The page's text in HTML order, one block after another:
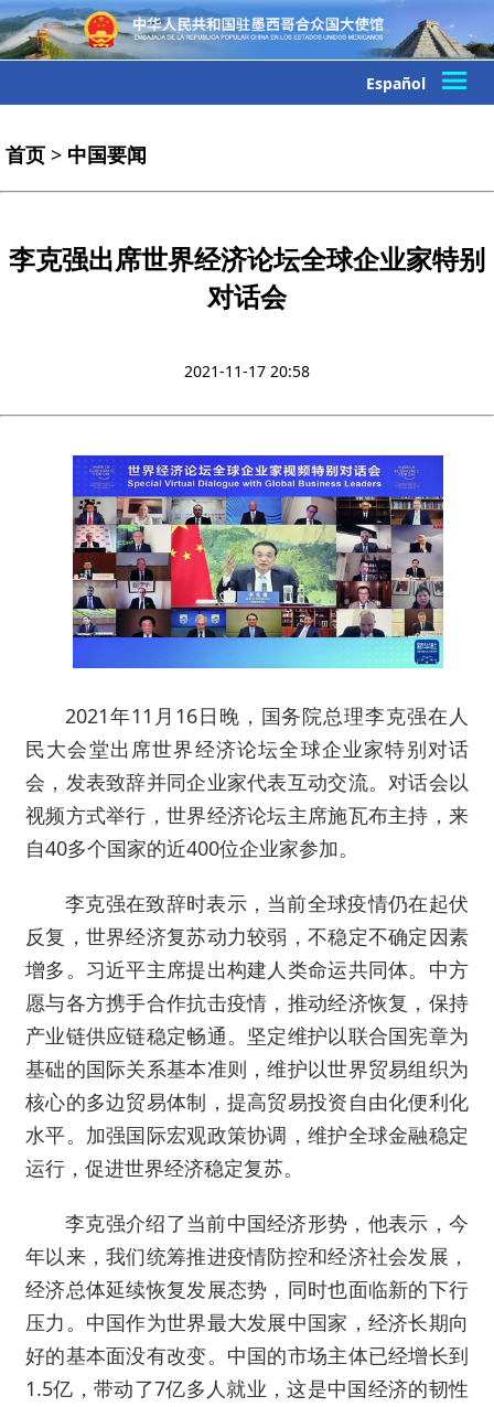
Español
首页 > 中国要闻
李克强出席世界经济论坛全球企业家特别
对话会
2021-11-17 20:58
2021年11月16日晚，国务院总理李克强在人
民大会堂出席世界经济论坛全球企业家特别对话
会，发表致辞并同企业家代表互动交流。对话会以
视频方式举行，世界经济论坛主席施瓦布主持，来
自40多个国家的近400位企业家参加。
李克强在致辞时表示，当前全球疫情仍在起伏
反复，世界经济复苏动力较弱，不稳定不确定因素
增多。习近平主席提出构建人类命运共同体。中方
愿与各方携手合作抗击疫情，推动经济恢复，保持
产业链供应链稳定畅通。坚定维护以联合国宪章为
基础的国际关系基本准则，维护以世界贸易组织为
核心的多边贸易体制，提高贸易投资自由化便利化
水平。加强国际宏观政策协调，维护全球金融稳定
运行，促进世界经济稳定复苏。
李克强介绍了当前中国经济形势，他表示，今
年以来，我们统筹推进疫情防控和经济社会发展，
经济总体延续恢复发展态势，同时也面临新的下行
压力。中国作为世界最大发展中国家，经济长期向
好的基本面没有改变。中国的市场主体已经增长到
1.5亿，带动了7亿多人就业，这是中国经济的韧性